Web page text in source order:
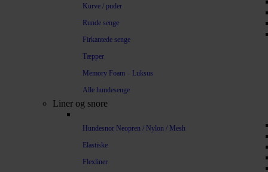
Kurve / puder
Runde senge
Firkantede senge
Tæpper
Memory Foam – Luksus
Alle hundesenge
Liner og snore
Hundesnor Neopren / Nylon / Mesh
Elastiske
Flexliner